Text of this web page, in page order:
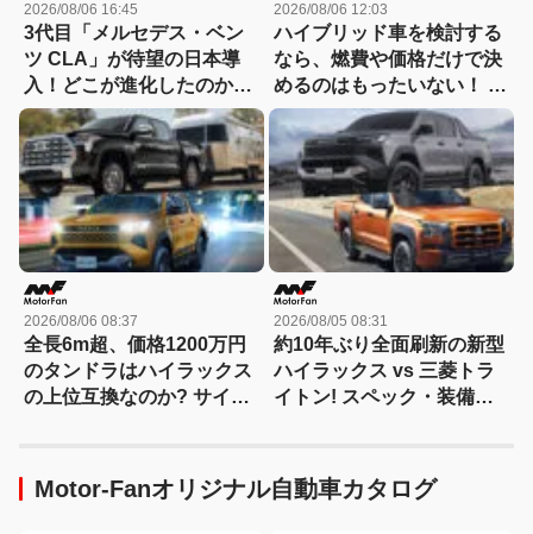
2026/08/06 16:45
3代目「メルセデス・ベン
ツ CLA」が待望の日本導
入！どこが進化したのか先
代とエンジン車同士で比較
2026/08/06 12:03
ハイブリッド車を検討する
なら、燃費や価格だけで決
めるのはもったいない！ ト
ヨタとホンダでハイブリッ
ド車の「走りの個性」が異
なるのには理由があった
2026/08/06 08:37
全長6m超、価格1200万円
のタンドラはハイラックス
の上位互換なのか? サイ
な違い 【新型ハイラックス
徹底比較】
2026/08/05 08:31
約10年ぶり全面刷新の新型
ハイラックス vs 三菱トラ
イトン! スペック・装備・
イラックス 徹底比較】
Motor-Fanオリジナル自動車カタログ